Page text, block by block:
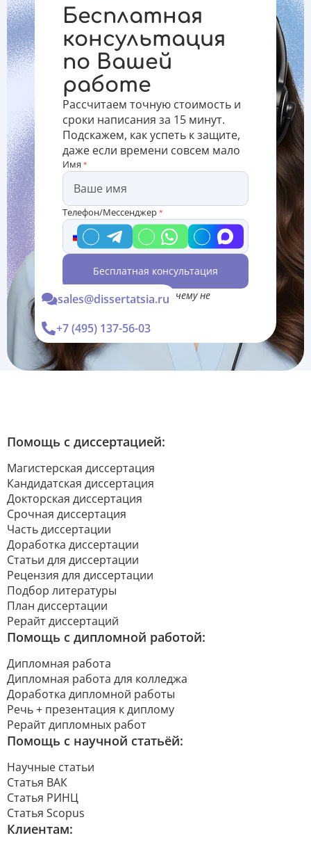
дополнение
к научно-
исследовательской
работе. Для
создания
печатного
защиты.
Автореферат:
требования
к оформ
кандидатского
научно-
квалификационного
диссерта
Бесплатная
консультация
по Вашей
работе
Рассчитаем точную стоимость и
сроки написания за 15 минут.
Подскажем, как успеть к защите,
даже если времени совсем мало
Имя *
Телефон/Мессенджер *
Бесплатная консультация
*Консультация Вас ни к чему не
sales@dissertatsia.ru
+7 (495) 137-56-03
Помощь с диссертацией:
Магистерская диссертация
Кандидатская диссертация
Докторская диссертация
Срочная диссертация
Часть диссертации
Доработка диссертации
Статьи для диссертации
Рецензия для диссертации
Подбор литературы
План диссертации
Рерайт диссертаций
Помощь с дипломной работой:
Дипломная работа
Дипломная работа для колледжа
Доработка дипломной работы
Речь + презентация к диплому
Рерайт дипломных работ
Помощь с научной статьёй:
Научные статьи
Статья ВАК
Статья РИНЦ
Статья Scopus
Клиентам: